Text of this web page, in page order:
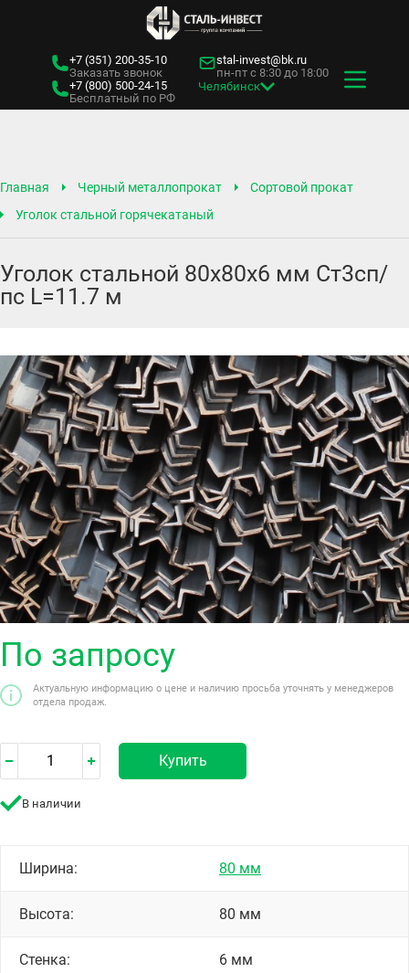
+7 (351) 200-35-10
Заказать звонок
+7 (800) 500-24-15
Бесплатный по РФ
stal-invest@bk.ru
пн-пт с 8:30 до 18:00
Челябинск
Главная Черный металлопрокат
Сортовой прокат
Уголок стальной горячекатаный
Уголок стальной 80х80х6 мм Ст3сп/
пс L=11.7 м
По запросу
Актуальную информацию о цене и наличию просьба уточнять у менеджеров
отдела продаж.
Купить
В наличии
Ширина: 80 мм
Высота: 80 мм
Стенка: 6 мм